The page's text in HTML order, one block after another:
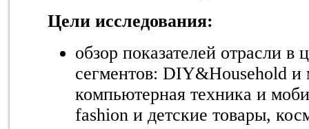
Цели исследования:
обзор показателей отрасли в
сегментов: DIY&Household и
компьютерная техника и
fashion и детские товары,